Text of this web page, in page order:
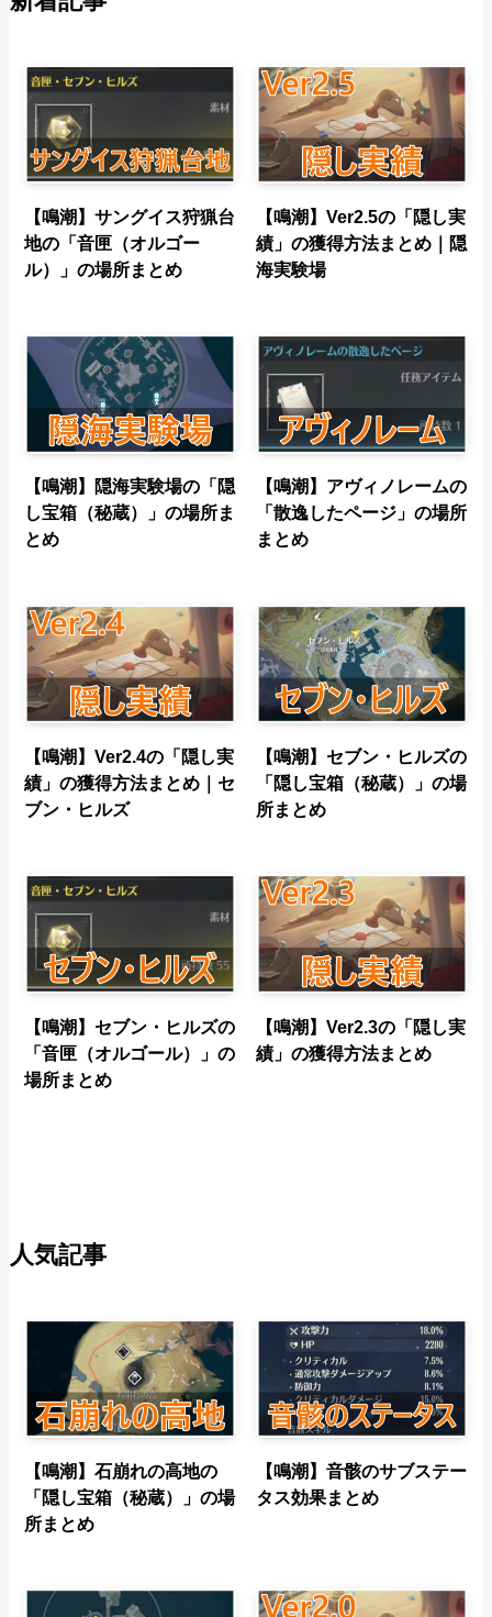
【鳴潮】サングイス狩猟台
地の「音匣（オルゴー
ル）」の場所まとめ
【鳴潮】Ver2.5の「隠し実
績」の獲得方法まとめ｜隠
海実験場
【鳴潮】隠海実験場の「隠
し宝箱（秘蔵）」の場所ま
とめ
【鳴潮】アヴィノレームの
「散逸したページ」の場所
まとめ
【鳴潮】Ver2.4の「隠し実
績」の獲得方法まとめ｜セ
ブン・ヒルズ
【鳴潮】セブン・ヒルズの
「隠し宝箱（秘蔵）」の場
所まとめ
【鳴潮】セブン・ヒルズの
「音匣（オルゴール）」の
場所まとめ
【鳴潮】Ver2.3の「隠し実
績」の獲得方法まとめ
人気記事
【鳴潮】石崩れの高地の
「隠し宝箱（秘蔵）」の場
所まとめ
【鳴潮】音骸のサブステー
タス効果まとめ